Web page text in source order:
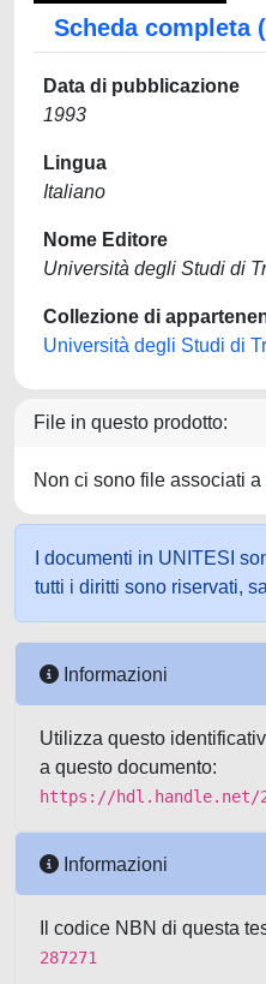
Scheda completa
Data di pubblicazione
1993
Lingua
Italiano
Nome Editore
Università degli Studi di
Collezione di
Università degli Studi di
File in questo prodotto:
Non ci sono file associati
I documenti in UNITESI
tutti i diritti sono riservati,
Informazioni
Utilizza questo
a questo documento:
https://hdl.handle.net/
Informazioni
Il codice NBN di questa
287271